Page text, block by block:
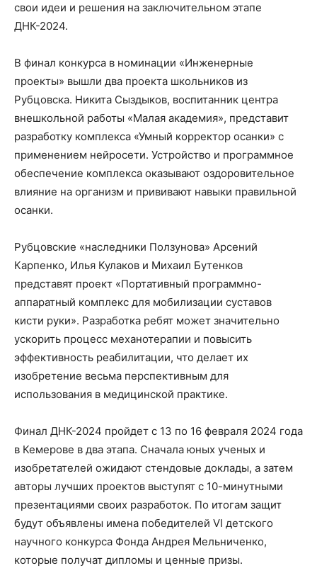
свои идеи и решения на заключительном этапе
ДНК-2024.
В финал конкурса в номинации «Инженерные
проекты» вышли два проекта школьников из
Рубцовска. Никита Сыздыков, воспитанник центра
внешкольной работы «Малая академия», представит
разработку комплекса «Умный корректор осанки» с
применением нейросети. Устройство и программное
обеспечение комплекса оказывают оздоровительное
влияние на организм и прививают навыки правильной
осанки.
Рубцовские «наследники Ползунова» Арсений
Карпенко, Илья Кулаков и Михаил Бутенков
представят проект «Портативный программно-
аппаратный комплекс для мобилизации суставов
кисти руки». Разработка ребят может значительно
ускорить процесс механотерапии и повысить
эффективность реабилитации, что делает их
изобретение весьма перспективным для
использования в медицинской практике.
Финал ДНК-2024 пройдет с 13 по 16 февраля 2024 года
в Кемерове в два этапа. Сначала юных ученых и
изобретателей ожидают стендовые доклады, а затем
авторы лучших проектов выступят с 10-минутными
презентациями своих разработок. По итогам защит
будут объявлены имена победителей VI детского
научного конкурса Фонда Андрея Мельниченко,
которые получат дипломы и ценные призы.